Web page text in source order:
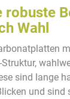
robuste
Wahl
sind lange
und sind